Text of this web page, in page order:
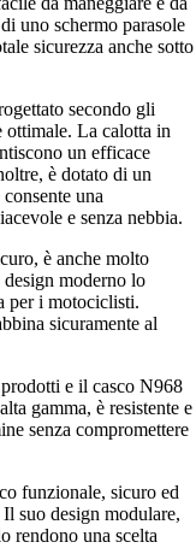
uno schermo parasole
sicurezza anche sotto
secondo gli
ottimale. La calotta in
un efficace
è dotato di un
una
e senza nebbia.
è anche molto
design moderno lo
per i motociclisti.
sicuramente al
e il casco N968
gamma, è resistente e
senza compromettere
funzionale, sicuro ed
suo design modulare,
rendono una scelta